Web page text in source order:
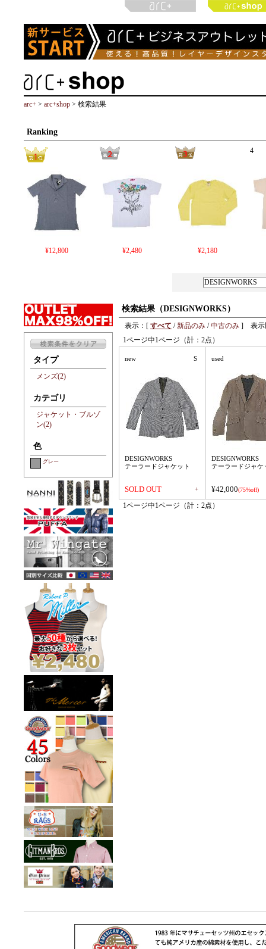
arc+ > arc+shop > 検索結果
Ranking
¥12,800 ¥2,480 ¥2,180
4
タイプ
メンズ(2)
カテゴリ
ジャケット・ブルゾ
ン(2)
色
グレー
検索結果（DESIGNWORKS）
表示：[ すべて /新品のみ /中古のみ ] 表示
1ページ中1ページ（計：2点）
new S
DESIGNWORKS
テーラードジャケット
SOLD OUT +
used
DESIGNWORKS
テーラードジャケ
¥42,000(75%off)
1ページ中1ページ（計：2点）